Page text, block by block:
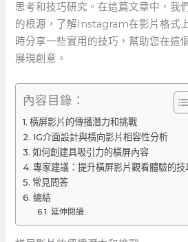
思考和技巧研究。在這篇文章中，我
的根源，了解Instagram在影片格式
時分享一些實用的技巧，幫助您在這
展現創意。
內容目錄：
橫屏影片的傳播潛力和挑戰
IG介面設計與橫向影片相容性分析
如何創建具吸引力的橫屏內容
專家建議：提升橫屏影片觀看體驗的技
常見問答
總結
延伸閱讀: